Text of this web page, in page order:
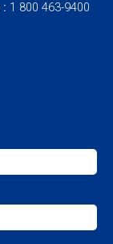
: 1 800 463-9400